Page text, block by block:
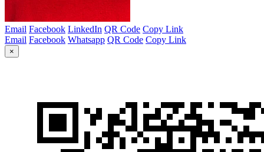
Email Facebook LinkedIn QR Code Copy Link
Email Facebook Whatsapp QR Code Copy Link
×